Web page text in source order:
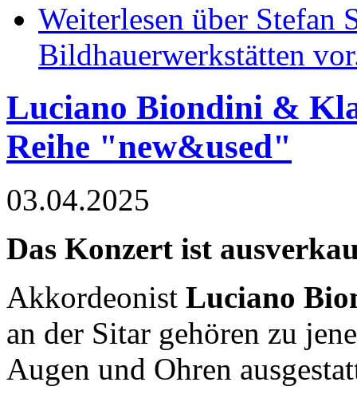
Weiterlesen über Stefan
Bildhauerwerkstätten
Luciano Biondini &
Reihe "new&used"
03.04.2025
Das Konzert ist
Akkordeonist Luciano
an der Sitar gehören zu
Augen und Ohren